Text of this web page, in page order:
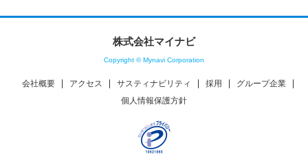
株式会社マイナビ
Copyright © Mynavi Corporation
会社概要 アクセス サスティナビリティ 採用
グループ企業
個人情報保護方針